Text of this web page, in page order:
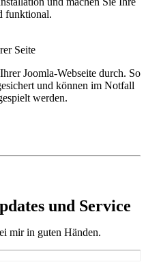
funktional.
Seite
Joomla-Webseite durch. So
und können im Notfall
werden.
und Service
mir in guten Händen.